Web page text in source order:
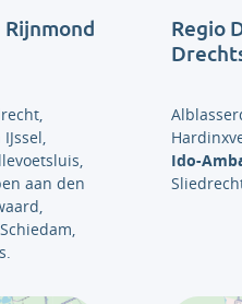
aan den
Regio
Ido-